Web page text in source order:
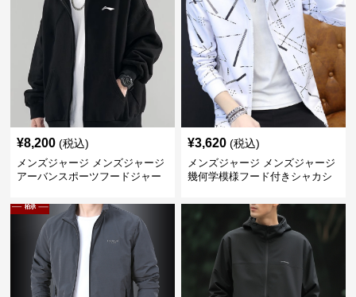
¥8,200 (税込)
メンズジャージ メンズジャージ
アーバンスポーツフードジャー
¥3,620 (税込)
メンズジャージ メンズジャージ
幾何学模様フード付きシャカシ